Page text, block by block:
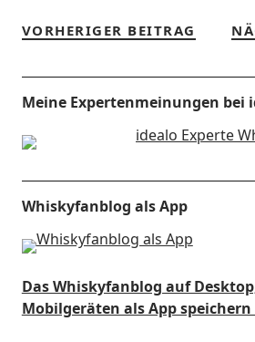
VORHERIGER BEITRAG
Meine Expertenmeinungen bei
Whiskyfanblog als App
Das Whiskyfanblog auf
Mobilgeräten als App speichern